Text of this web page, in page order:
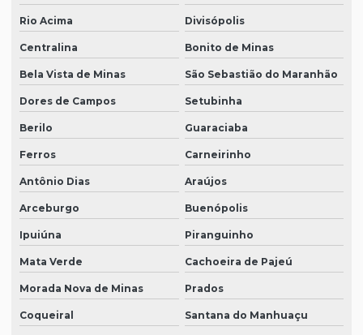
Rio Acima Divisópolis
Centralina Bonito de Minas
Bela Vista de Minas São Sebastião do Maranhão
Dores de Campos Setubinha
Berilo Guaraciaba
Ferros Carneirinho
Antônio Dias Araújos
Arceburgo Buenópolis
Ipuiúna Piranguinho
Mata Verde Cachoeira de Pajeú
Morada Nova de Minas Prados
Coqueiral Santana do Manhuaçu